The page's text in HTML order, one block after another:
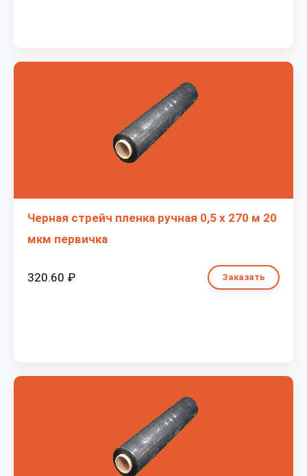
Черная стрейч пленка ручная 0,5 х 270 м 20
мкм первичка
320.60 ₽ Заказать